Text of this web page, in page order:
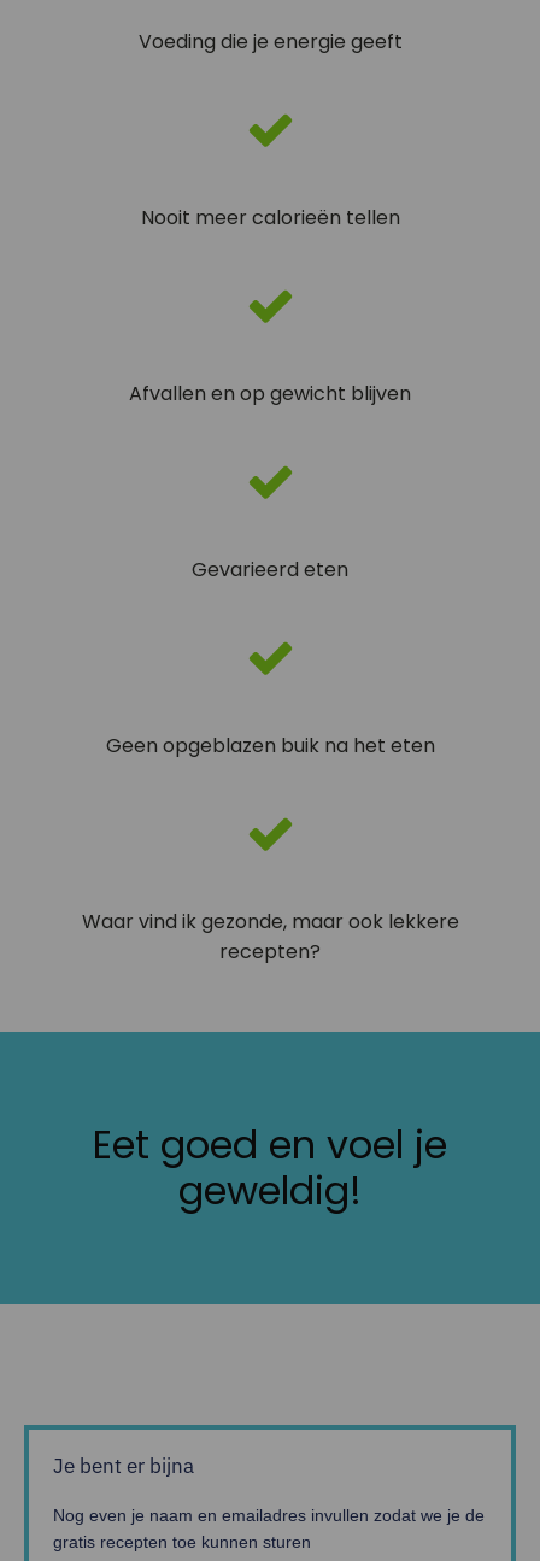
Voeding die je energie geeft
Nooit meer calorieën tellen
Afvallen en op gewicht blijven
Gevarieerd eten
Geen opgeblazen buik na het eten
Waar vind ik gezonde, maar ook lekkere
recepten?
Eet goed en voel je
geweldig!
Je bent er bijna
Nog even je naam en emailadres invullen zodat we je de
gratis recepten toe kunnen sturen